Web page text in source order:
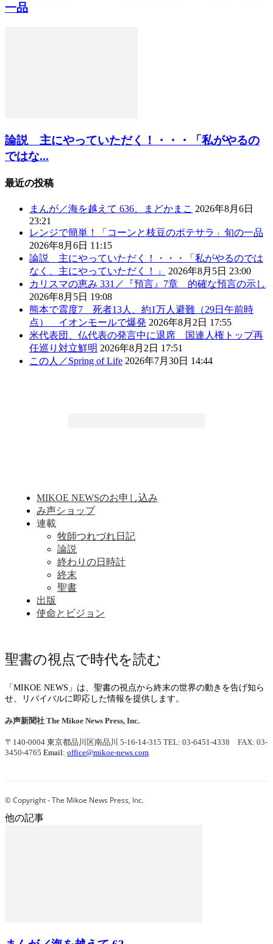
一品
論説 主にやっていただく！・・・「私がやるの
ではな...
最近の投稿
まんが／海を越えて 636、まどかまこ 2026年8月6日
23:21
レンジで簡単！「コーンと枝豆のポテサラ」旬の一品
2026年8月6日 11:15
論説 主にやっていただく！・・・「私がやるのでは
なく、主にやっていただく！」
2026年8月5日 23:00
カリスマの恵み 331／『預言』7章 的確な預言の示し
2026年8月5日 19:08
熊本で震度7 死者13人、約1万人避難（29日午前時
点） イオンモールで爆発 2026年8月2日 17:55
米代表団、仏代表の発言中に退席 国連人権トップ再
任巡り対立鮮明 2026年8月2日 17:51
この人／Spring of Life 2026年7月30日 14:44
MIKOE NEWSのお申し込み
み声ショップ
連載
牧師つれづれ日記
論説
終わりの日時計
終末
聖書
出版
使命とビジョン
聖書の視点で時代を読む
「MIKOE NEWS」は、聖書の視点から終末の世界の動きを告げ知ら
せ、リバイバルに即応した情報を提供します。
み声新聞社 The Mikoe News Press, Inc.
〒140-0004 東京都品川区南品川 5-16-14-315 TEL: 03-6451-4338 FAX: 03-
3450-4765 Email: office@mikoe-news.com
© Copyright - The Mikoe News Press, Inc.
他の記事